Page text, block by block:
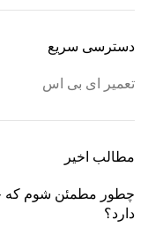
دسترسی سریع
تعمیر ای بی اس
مطالب اخیر
چطور مطمئن شوم که
دارد؟